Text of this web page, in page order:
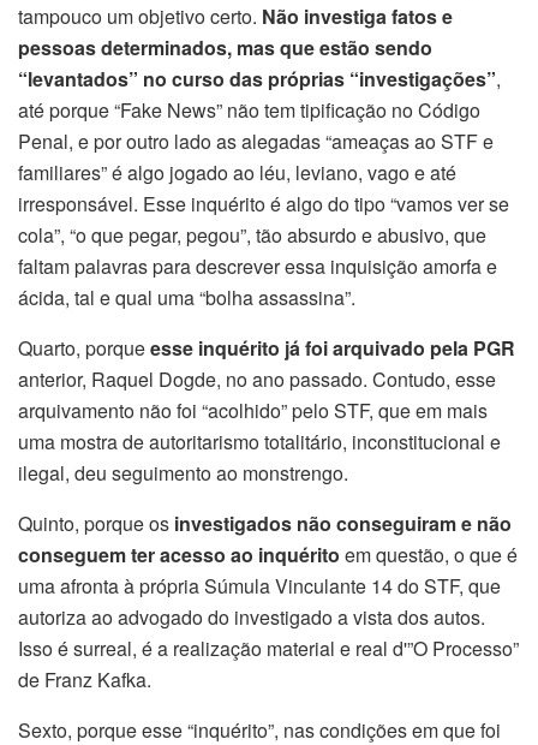
tampouco um objetivo certo. Não investiga fatos e
pessoas determinados, mas que estão sendo
“levantados” no curso das próprias “investigações”,
até porque “Fake News” não tem tipificação no Código
Penal, e por outro lado as alegadas “ameaças ao STF e
familiares” é algo jogado ao léu, leviano, vago e até
irresponsável. Esse inquérito é algo do tipo “vamos ver se
cola”, “o que pegar, pegou”, tão absurdo e abusivo, que
faltam palavras para descrever essa inquisição amorfa e
ácida, tal e qual uma “bolha assassina”.
Quarto, porqueesse inquérito já foi arquivado pela PGR
anterior, Raquel Dogde, no ano passado. Contudo, esse
arquivamento não foi “acolhido” pelo STF, que em mais
uma mostra de autoritarismo totalitário, inconstitucional e
ilegal, deu seguimento ao monstrengo.
Quinto, porque os investigados não conseguiram e não
conseguem ter acesso ao inquérito em questão, o que é
uma afronta à própria Súmula Vinculante 14 do STF, que
autoriza ao advogado do investigado a vista dos autos.
Isso é surreal, é a realização material e real d'”O Processo”
de Franz Kafka.
Sexto, porque esse “inquérito”, nas condições em que foi